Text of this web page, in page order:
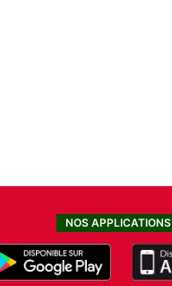
NOS APPLICATIONS